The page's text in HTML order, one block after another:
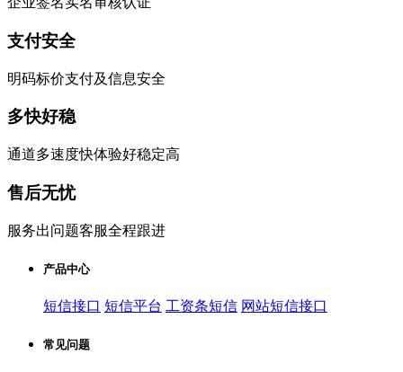
支付安全
明码标价支付及信息安全
多快好稳
通道多速度快体验好稳定高
售后无忧
服务出问题客服全程跟进
产品中心
短信接口 短信平台 工资条短信 网站短信接口
常见问题